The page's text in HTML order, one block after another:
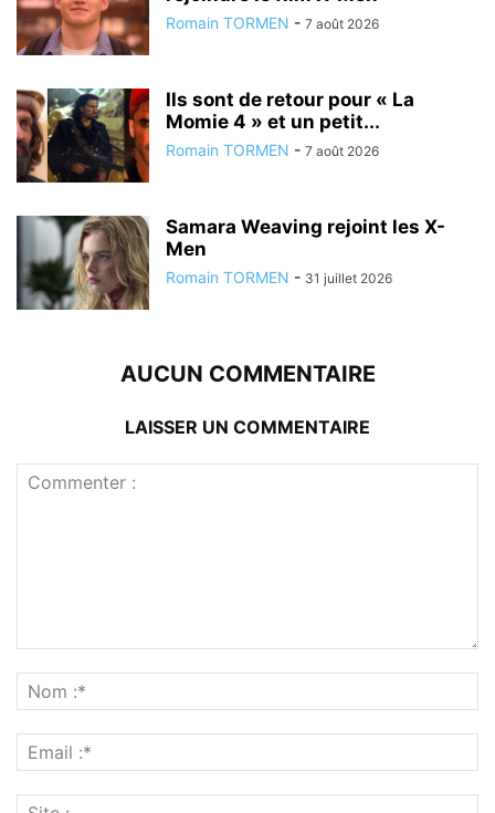
Romain TORMEN - 7 août 2026
Ils sont de retour pour « La
Momie 4 » et un petit...
Romain TORMEN - 7 août 2026
Samara Weaving rejoint les X-
Men
Romain TORMEN - 31 juillet 2026
AUCUN COMMENTAIRE
LAISSER UN COMMENTAIRE